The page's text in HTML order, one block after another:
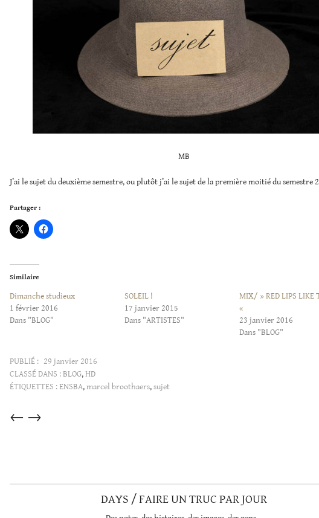
MB
J’ai le sujet du deuxième semestre, ou plutôt j’ai le sujet de la première moitié du semestre
Partager :
Similaire
Dimanche studieux
1 février 2016
Dans "BLOG"
SOLEIL !
17 janvier 2015
Dans "ARTISTES"
MIX/ » RED LIPS LIKE
«
23 janvier 2016
Dans "BLOG"
PUBLIÉ : 29 janvier 2016
CLASSÉ DANS :BLOG,HD
ÉTIQUETTES :ENSBA,marcel broothaers,sujet
Articles
→
←
DAYS / FAIRE UN TRUC PAR JOUR